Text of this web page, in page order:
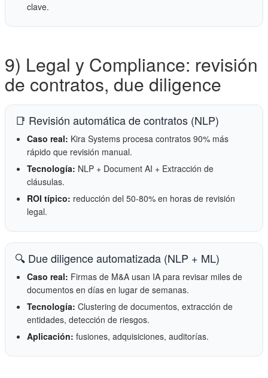
clave.
9) Legal y Compliance: revisión
de contratos, due diligence
📑 Revisión automática de contratos (NLP)
Caso real: Kira Systems procesa contratos 90% más
rápido que revisión manual.
Tecnología: NLP + Document AI + Extracción de
cláusulas.
ROI típico: reducción del 50-80% en horas de revisión
legal.
🔍 Due diligence automatizada (NLP + ML)
Caso real: Firmas de M&A usan IA para revisar miles de
documentos en días en lugar de semanas.
Tecnología: Clustering de documentos, extracción de
entidades, detección de riesgos.
Aplicación: fusiones, adquisiciones, auditorías.